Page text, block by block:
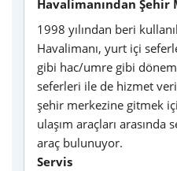
Havalimanından Şehir
1998 yılından beri
Havalimanı, yurt içi
gibi hac/umre gibi
seferleri ile de hizmet
şehir merkezine gitmek
ulaşım araçları arasında
araç bulunuyor.
Servis